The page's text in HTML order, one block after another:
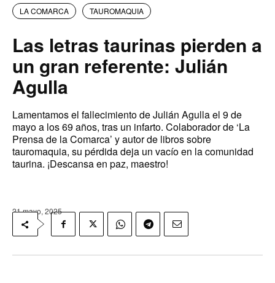
LA COMARCA TAUROMAQUIA
Las letras taurinas pierden a
un gran referente: Julián
Agulla
Lamentamos el fallecimiento de Julián Agulla el 9 de
mayo a los 69 años, tras un infarto. Colaborador de ‘La
Prensa de la Comarca’ y autor de libros sobre
tauromaquia, su pérdida deja un vacío en la comunidad
taurina. ¡Descansa en paz, maestro!
21 mayo, 2025